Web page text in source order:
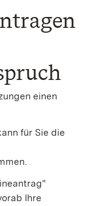
einen
für Sie die
Ihre